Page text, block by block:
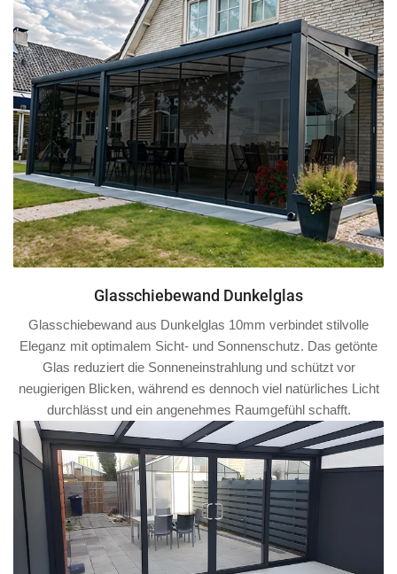
Glasschiebewand Dunkelglas
Glasschiebewand aus Dunkelglas 10mm verbindet stilvolle
Eleganz mit optimalem Sicht- und Sonnenschutz. Das getönte
Glas reduziert die Sonneneinstrahlung und schützt vor
neugierigen Blicken, während es dennoch viel natürliches Licht
durchlässt und ein angenehmes Raumgefühl schafft.